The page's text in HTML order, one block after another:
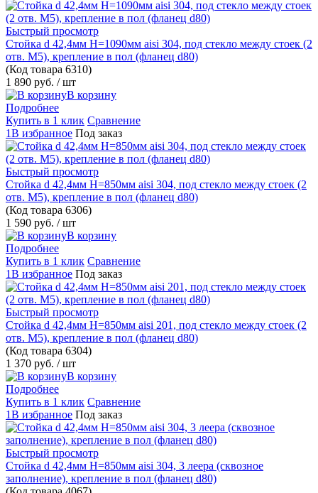
Быстрый просмотр
Стойка d 42,4мм H=1090мм aisi 304, под стекло между стоек (2
отв. М5), крепление в пол (фланец d80)
(Код товара 6310)
1 890 руб. / шт
В корзину
Подробнее
Купить в 1 клик Сравнение
1В избранное Под заказ
Быстрый просмотр
Стойка d 42,4мм H=850мм aisi 304, под стекло между стоек (2
отв. М5), крепление в пол (фланец d80)
(Код товара 6306)
1 590 руб. / шт
В корзину
Подробнее
Купить в 1 клик Сравнение
1В избранное Под заказ
Быстрый просмотр
Стойка d 42,4мм H=850мм aisi 201, под стекло между стоек (2
отв. М5), крепление в пол (фланец d80)
(Код товара 6304)
1 370 руб. / шт
В корзину
Подробнее
Купить в 1 клик Сравнение
1В избранное Под заказ
Быстрый просмотр
Стойка d 42,4мм H=850мм aisi 304, 3 леера (сквозное
заполнение), крепление в пол (фланец d80)